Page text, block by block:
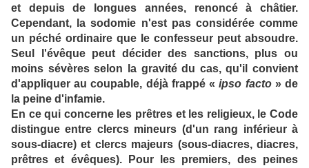
et depuis de longues années, renoncé à châtier.
Cependant, la sodomie n'est pas considérée comme
un péché ordinaire que le confesseur peut absoudre.
Seul l'évêque peut décider des sanctions, plus ou
moins sévères selon la gravité du cas, qu'il convient
d'appliquer au coupable, déjà frappé «ipso facto» de
la peine d'infamie.
En ce qui concerne les prêtres et les religieux, le Code
distingue entre clercs mineurs (d'un rang inférieur à
sous-diacre) et clercs majeurs (sous-diacres, diacres,
prêtres et évêques). Pour les premiers, des peines